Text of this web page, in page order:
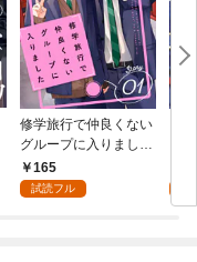
修学旅行で仲良くない
グループに入りました
【単話版】1巻
165
試読フル
が
ら